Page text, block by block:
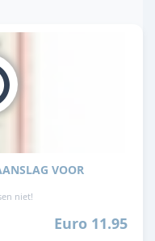
VOOR
niet!
Euro 11.95